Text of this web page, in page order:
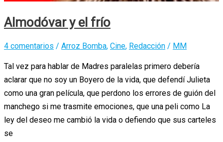
Almodóvar y el frío
4 comentarios / Arroz Bomba, Cine, Redacción / MM
Tal vez para hablar de Madres paralelas primero debería
aclarar que no soy un Boyero de la vida, que defendí Julieta
como una gran película, que perdono los errores de guión del
manchego si me trasmite emociones, que una peli como La
ley del deseo me cambió la vida o defiendo que sus carteles
se